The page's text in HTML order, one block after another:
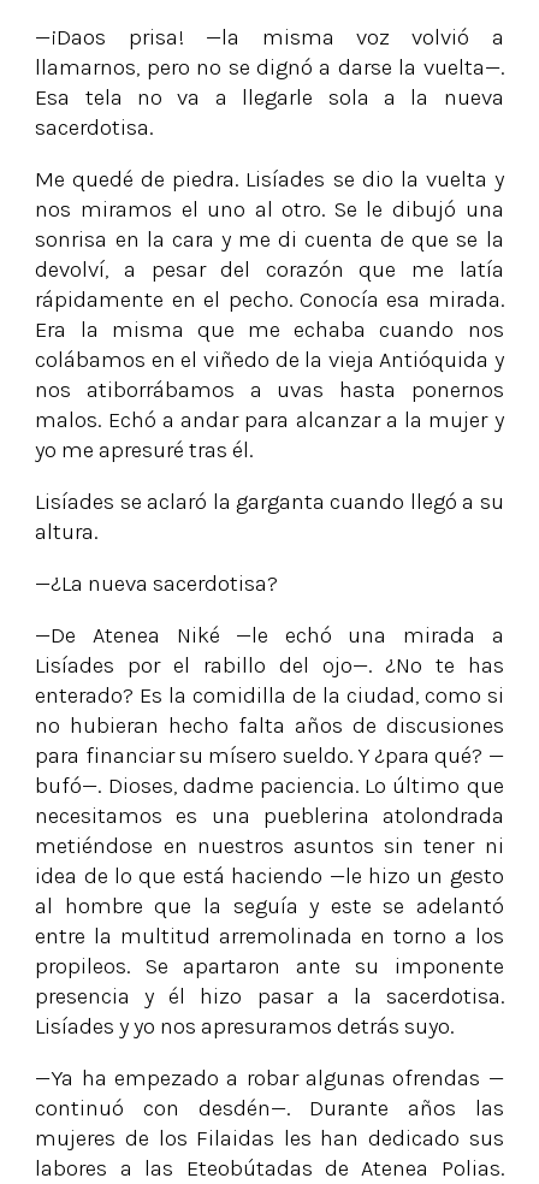
—¡Daos prisa! —la misma voz volvió a
llamarnos, pero no se dignó a darse la vuelta—.
Esa tela no va a llegarle sola a la nueva
sacerdotisa.
Me quedé de piedra. Lisíades se dio la vuelta y
nos miramos el uno al otro. Se le dibujó una
sonrisa en la cara y me di cuenta de que se la
devolví, a pesar del corazón que me latía
rápidamente en el pecho. Conocía esa mirada.
Era la misma que me echaba cuando nos
colábamos en el viñedo de la vieja Antióquida y
nos atiborrábamos a uvas hasta ponernos
malos. Echó a andar para alcanzar a la mujer y
yo me apresuré tras él.
Lisíades se aclaró la garganta cuando llegó a su
altura.
—¿La nueva sacerdotisa?
—De Atenea Niké —le echó una mirada a
Lisíades por el rabillo del ojo—. ¿No te has
enterado? Es la comidilla de la ciudad, como si
no hubieran hecho falta años de discusiones
para financiar su mísero sueldo. Y ¿para qué? —
bufó—. Dioses, dadme paciencia. Lo último que
necesitamos es una pueblerina atolondrada
metiéndose en nuestros asuntos sin tener ni
idea de lo que está haciendo —le hizo un gesto
al hombre que la seguía y este se adelantó
entre la multitud arremolinada en torno a los
propileos. Se apartaron ante su imponente
presencia y él hizo pasar a la sacerdotisa.
Lisíades y yo nos apresuramos detrás suyo.
—Ya ha empezado a robar algunas ofrendas —
continuó con desdén—. Durante años las
mujeres de los Filaidas les han dedicado sus
labores a las Eteobútadas de Atenea Polias.